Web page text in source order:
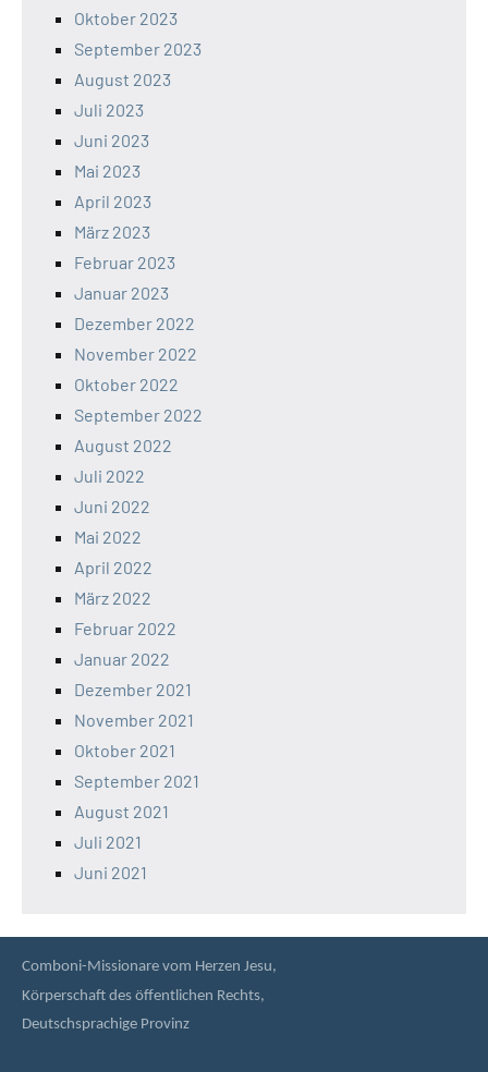
Oktober 2023
September 2023
August 2023
Juli 2023
Juni 2023
Mai 2023
April 2023
März 2023
Februar 2023
Januar 2023
Dezember 2022
November 2022
Oktober 2022
September 2022
August 2022
Juli 2022
Juni 2022
Mai 2022
April 2022
März 2022
Februar 2022
Januar 2022
Dezember 2021
November 2021
Oktober 2021
September 2021
August 2021
Juli 2021
Juni 2021
Comboni-Missionare vom Herzen Jesu,
Körperschaft des öffentlichen Rechts,
Deutschsprachige Provinz